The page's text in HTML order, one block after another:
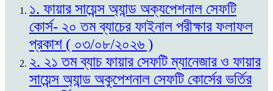
১. ফায়ার সায়েন্স অ্যান্ড অক্যপেশনাল সেফটি
কোর্স- ২০ তম ব্যাচের ফাইনাল পরীক্ষার ফলাফল
প্রকাশ ( ০৩/০৮/২০২৬ )
২. ২১ তম ব্যাচ ফায়ার সেফটি ম্যানেজার ও ফায়ার
সায়েন্স অ্যান্ড অকুপেশনাল সেফটি কোর্সের ভর্তির